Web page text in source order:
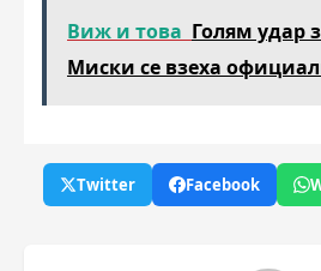
Виж и това Голям удар
Миски се взеха
Twitter Facebook